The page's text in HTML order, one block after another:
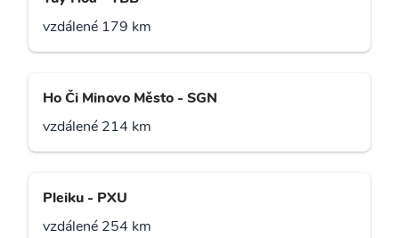
vzdálené 179 km
Ho Či Minovo Město - SGN
vzdálené 214 km
Pleiku - PXU
vzdálené 254 km